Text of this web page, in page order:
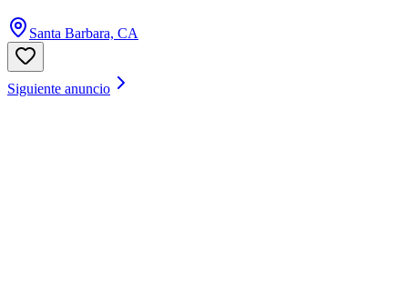
Santa Barbara, CA
Siguiente anuncio